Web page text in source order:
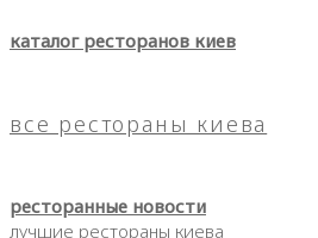
каталог ресторанов киев
все рестораны киева
ресторанные новости
лучшие рестораны киева